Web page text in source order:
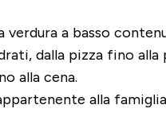
verdura a basso
dalla pizza fino alla
alla cena.
alla